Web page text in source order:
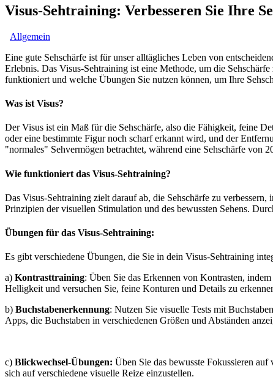
Visus-Sehtraining: Verbesseren Sie Ihre
Allgemein
Eine gute Sehschärfe ist für unser alltägliches Leben von
Erlebnis. Das Visus-Sehtraining ist eine Methode, um die
funktioniert und welche Übungen Sie nutzen können, um Ihre
Was ist Visus?
Der Visus ist ein Maß für die Sehschärfe, also die Fähigkeit, feine
oder eine bestimmte Figur noch scharf erkannt wird, und der
"normales" Sehvermögen betrachtet, während eine Sehschärfe von
Wie funktioniert das Visus-Sehtraining?
Das Visus-Sehtraining zielt darauf ab, die Sehschärfe zu
Prinzipien der visuellen Stimulation und des bewussten Sehens.
Übungen für das Visus-Sehtraining:
Es gibt verschiedene Übungen, die Sie in dein Visus-Sehtraining
a) Kontrasttraining: Üben Sie das Erkennen von Kontrasten,
Helligkeit und versuchen Sie, feine Konturen und Details zu
b) Buchstabenerkennung: Nutzen Sie visuelle Tests mit
Apps, die Buchstaben in verschiedenen Größen und Abständen
c) Blickwechsel-Übungen: Üben Sie das bewusste Fokussieren
sich auf verschiedene visuelle Reize einzustellen.